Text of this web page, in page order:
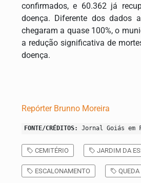
confirmados, e 60.362 já
doença. Diferente dos dados
chegaram a quase 100%, o
a redução significativa de
doença.
Repórter Brunno Moreira
FONTE/CRÉDITOS: Jornal Goiás em
CEMITÉRIO JARDIM DA
ESCALONAMENTO